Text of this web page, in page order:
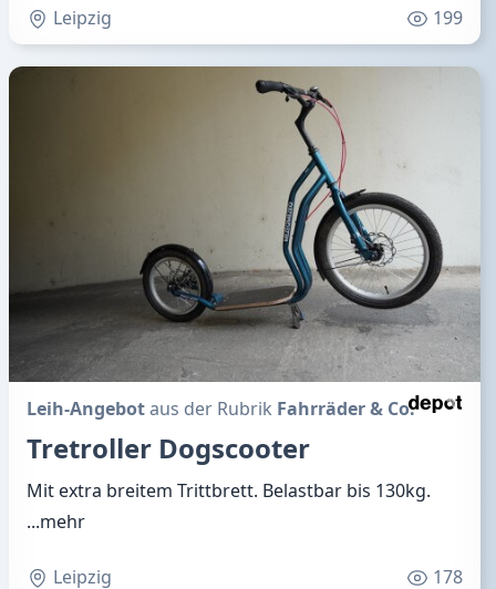
Leipzig 199
Leih-Angebotaus der Rubrik Fahrräder & Co.
Tretroller Dogscooter
Mit extra breitem Trittbrett. Belastbar bis 130kg.
...mehr
Leipzig 178